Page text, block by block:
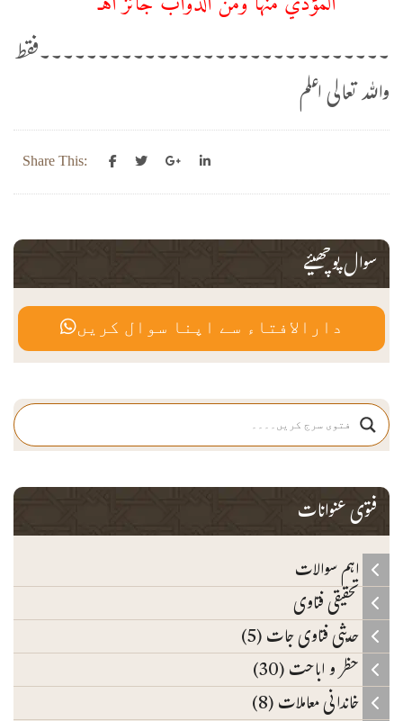
۔۔۔۔۔۔۔۔۔۔۔۔۔۔۔۔۔۔۔۔۔۔۔۔۔۔۔۔۔۔فقط
واللہ تعالی اعلم
Share This:
سوال پوچھیئے
دارالافتاء سے اپنا سوال کریں
فتوی عنوانات
اہم سوالات
تحقیقی فتاوی
حدیثی فتاوی جات (5)
حظر و اباحت (30)
خاندانی معاملات (8)